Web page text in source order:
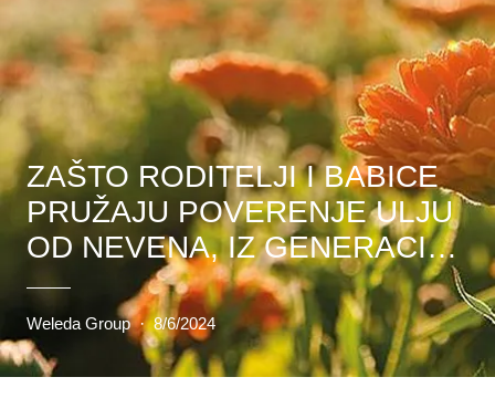
ZAŠTO RODITELJI I BABICE
PRUŽAJU POVERENJE ULJU
OD NEVENA, IZ GENERACIJE
U GENERACIJU
Weleda Group · 8/6/2024